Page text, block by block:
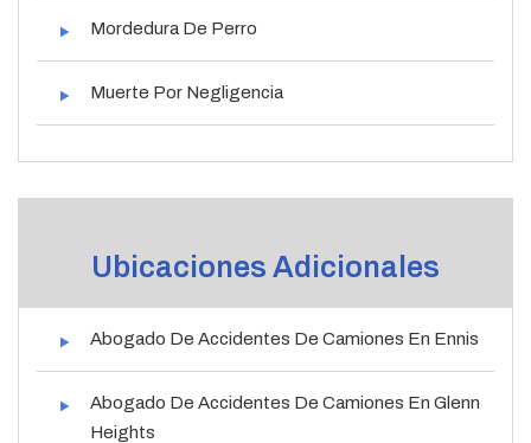
Mordedura De Perro
Muerte Por Negligencia
Ubicaciones Adicionales
Abogado De Accidentes De Camiones En Ennis
Abogado De Accidentes De Camiones En Glenn
Heights